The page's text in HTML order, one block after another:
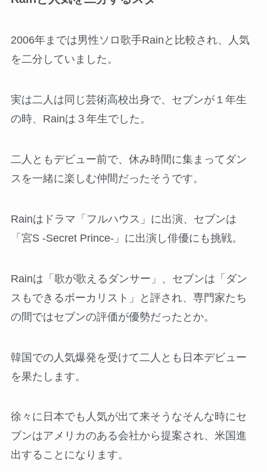
2006年までは男性ソロ歌手Rainと比較され、人気
を二分していました。
実は二人は同じ芸術高校出身で、セブンが１年生
の時、Rainは３年生でした。
二人ともデビュー前で、休み時間に集まってダン
スを一緒に楽しむ仲間だったそうです。
Rainはドラマ「フルハウス」に出演、セブンは
「宮S -Secret Prince-」に出演し俳優にも挑戦。
Rainは「歌が歌えるダンサー」、セブンは「ダン
スもできるボーカリスト」と評され、専門家たち
の間ではセブンの評価が優勢だったとか。
韓国での人気爆発を受けて二人とも日本デビュー
を果たします。
徐々に日本でも人気が出て来そうなそんな時にセ
ブンはアメリカのある会社から提案され、米国進
出することになります。